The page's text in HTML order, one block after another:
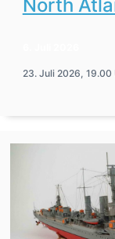
North
23. Juli 2026, 19.00